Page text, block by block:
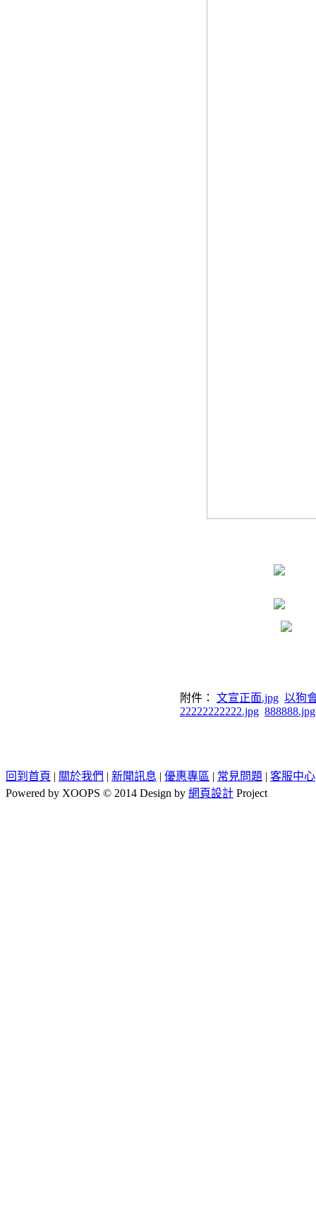
附件： 文宣正面.jpg 以狗
22222222222.jpg 888888.jpg
回到首頁 | 關於我們 | 新聞訊息 | 優惠專區 | 常見問題 | 客服中心
Powered by XOOPS © 2014 Design by 網頁設計 Project